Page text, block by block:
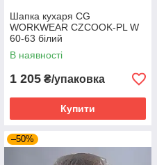
Шапка кухаря CG
WORKWEAR CZCOOK-PL W
60-63 білий
В наявності
1 205 ₴/упаковка
Купити
–50%